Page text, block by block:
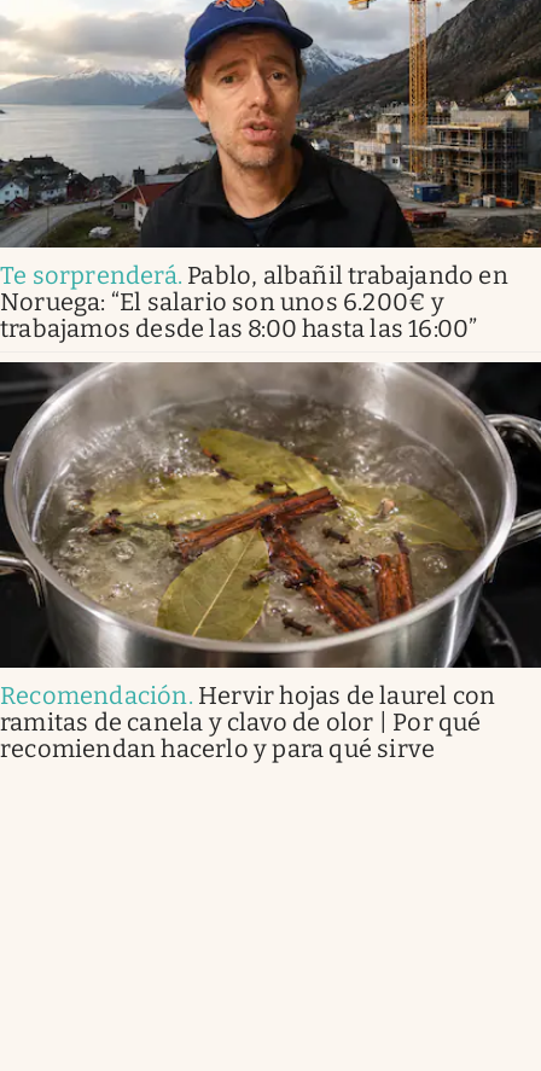
Te sorprenderá. Pablo, albañil trabajando en
Noruega: “El salario son unos 6.200€ y
trabajamos desde las 8:00 hasta las 16:00”
Recomendación. Hervir hojas de laurel con
ramitas de canela y clavo de olor | Por qué
recomiendan hacerlo y para qué sirve